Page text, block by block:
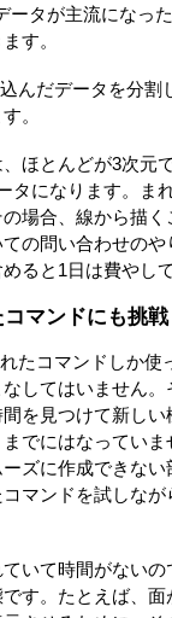
ータが主流になっ
す。
んだデータを分割
。
ほとんどが3次元
タになります。ま
場合、線から描く
の問い合わせの
ると1日は費やし
マンドにも挑戦
たコマンドしか使
してはいません
を見つけて新し
でにはなってい
ズに作成できない
マンドを試しなが
いて時間がないの
す。たとえば、